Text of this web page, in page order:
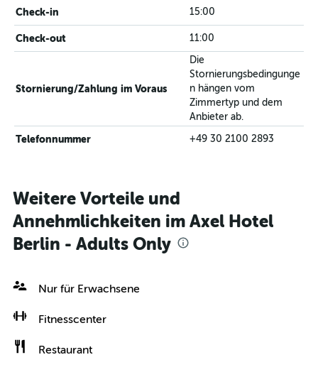
Check-in 15:00
Check-out 11:00
Stornierung/Zahlung im Voraus
Die
Stornierungsbedingunge
n hängen vom
Zimmertyp und dem
Anbieter ab.
Telefonnummer +49 30 2100 2893
Weitere Vorteile und
Annehmlichkeiten im Axel Hotel
Berlin - Adults Only
Nur für Erwachsene
Fitnesscenter
Restaurant